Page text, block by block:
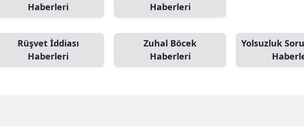
Eskişehir
Gaziantep
Giresun
Haberleri
Haberleri
Rüşvet İddiası
Haberleri
Zuhal Böcek
Haberleri
Yolsuzluk